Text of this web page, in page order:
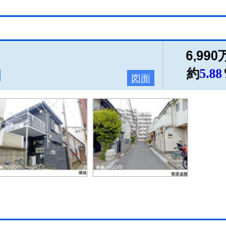
図面
6,990
約5.88